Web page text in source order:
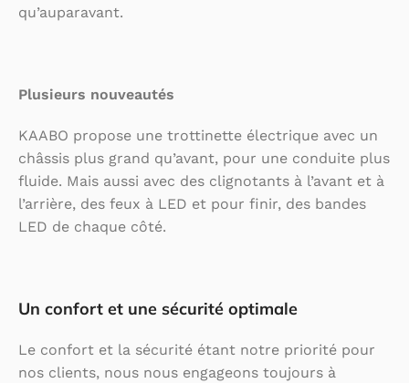
qu’auparavant.
Plusieurs nouveautés
KAABO propose une trottinette électrique avec un
châssis plus grand qu’avant, pour une conduite plus
fluide. Mais aussi avec des clignotants à l’avant et à
l’arrière, des feux à LED et pour finir, des bandes
LED de chaque côté.
Un confort et une sécurité optimale
Le confort et la sécurité étant notre priorité pour
nos clients, nous nous engageons toujours à